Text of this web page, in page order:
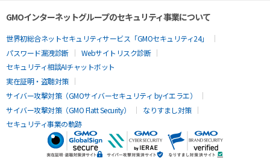
GMOインターネットグループのセキュリティ事業について
世界初総合ネットセキュリティサービス「GMOセキュリティ24」
パスワード漏洩診断
Webサイトリスク診断
セキュリティ相談AIチャットボット
実在証明・盗聴対策
サイバー攻撃対策（GMOサイバーセキュリティ byイエラエ）
サイバー攻撃対策（GMO Flatt Security）
なりすまし対策
セキュリティ事業の軌跡